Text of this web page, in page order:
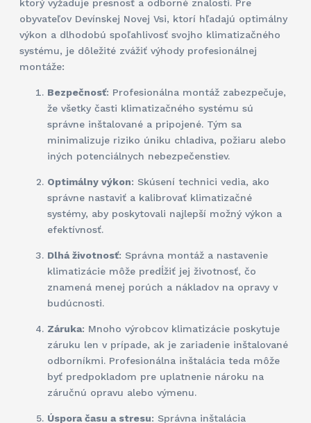
ktorý vyžaduje presnosť a odborné znalosti. Pre
obyvateľov Devínskej Novej Vsi, ktorí hľadajú optimálny
výkon a dlhodobú spoľahlivosť svojho klimatizačného
systému, je dôležité zvážiť výhody profesionálnej
montáže:
Bezpečnosť: Profesionálna montáž zabezpečuje,
že všetky časti klimatizačného systému sú
správne inštalované a pripojené. Tým sa
minimalizuje riziko úniku chladiva, požiaru alebo
iných potenciálnych nebezpečenstiev.
Optimálny výkon: Skúsení technici vedia, ako
správne nastaviť a kalibrovať klimatizačné
systémy, aby poskytovali najlepší možný výkon a
efektívnosť.
Dlhá životnosť: Správna montáž a nastavenie
klimatizácie môže predĺžiť jej životnosť, čo
znamená menej porúch a nákladov na opravy v
budúcnosti.
Záruka: Mnoho výrobcov klimatizácie poskytuje
záruku len v prípade, ak je zariadenie inštalované
odborníkmi. Profesionálna inštalácia teda môže
byť predpokladom pre uplatnenie nároku na
záručnú opravu alebo výmenu.
Úspora času a stresu: Správna inštalácia